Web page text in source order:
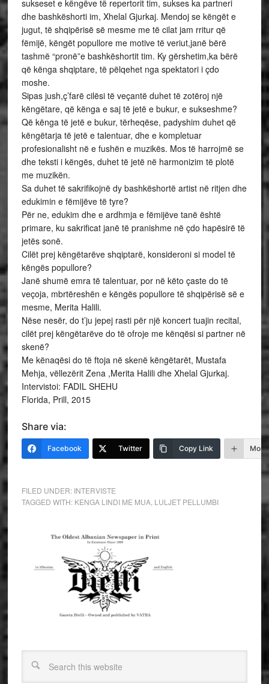
sukseset e këngëve të repertorit tim, sukses ka partneri
dhe bashkëshorti im, Xhelal Gjurkaj. Mendoj se këngët e
jugut, të shqipërisë së mesme me të cilat jam rritur që
fëmijë, këngët popullore me motive të veriut,janë bërë
tashmë “pronë”e bashkëshortit tim. Ky gërshetim,ka bërë
që kënga shqiptare, të pëlqehet nga spektatori i çdo
moshe.
Sipas jush,ç’farë cilësi të veçantë duhet të zotëroj një
këngëtare, që kënga e saj të jetë e bukur, e sukseshme?
Që kënga të jetë e bukur, tërheqëse, padyshim duhet që
këngëtarja të jetë e talentuar, dhe e kompletuar
profesionalisht në e fushën e muzikës. Mos të harrojmë se
dhe teksti i këngës, duhet të jetë në harmonizim të plotë
me muzikën.
Sa duhet të sakrifikojnë dy bashkëshortë artist në ritjen dhe
edukimin e fëmijëve të tyre?
Për ne, edukim dhe e ardhmja e fëmijëve tanë është
primare, ku sakrificat janë të pranishme në çdo hapësirë të
jetës sonë.
Cilët prej këngëtarëve shqiptarë, konsideroni si model të
këngës popullore?
Janë shumë emra të talentuar, por në këto çaste do të
veçoja, mbrtëreshën e këngës popullore të shqipërisë së e
mesme, Merita Halili.
Nëse nesër, do t’ju jepej rasti për një koncert tuajin recital,
cilët prej këngëtarëve do të ofroje me kënqësi si partner në
skenë?
Me kënaqësi do të ftoja në skenë këngëtarët, Mustafa
Mehja, vëllezërit Zena ,Merita Halili dhe Xhelal Gjurkaj.
Intervistoi: FADIL SHEHU
Florida, Prill, 2015
Share via:
Facebook Twitter Copy Link More
FILED UNDER: INTERVISTE
TAGGED WITH: KENGA LINDI ME MUA, LULJET PELLUMBI